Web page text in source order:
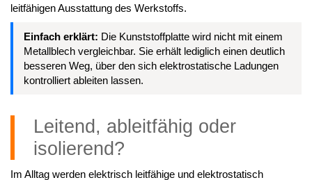
leitfähigen Ausstattung des Werkstoffs.
Einfach erklärt: Die Kunststoffplatte wird nicht mit einem
Metallblech vergleichbar. Sie erhält lediglich einen deutlich
besseren Weg, über den sich elektrostatische Ladungen
kontrolliert ableiten lassen.
Leitend, ableitfähig oder
isolierend?
Im Alltag werden elektrisch leitfähige und elektrostatisch